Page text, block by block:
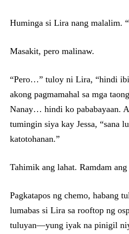
Huminga si Lira nang malalim.
Masakit, pero malinaw.
“Pero…” tuloy ni Lira, “hindi
akong pagmamahal sa mga
Nanay… hindi ko pababayaan.
tumingin siya kay Jessa, “sana
katotohanan.”
Tahimik ang lahat. Ramdam
Pagkatapos ng chemo, habang
lumabas si Lira sa rooftop ng
tuluyan—yung iyak na pinigil